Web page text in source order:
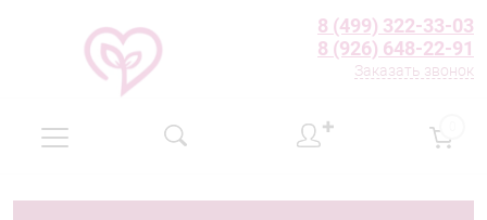
8 (499) 322-33-03
8 (926) 648-22-91
Заказать звонок
✚